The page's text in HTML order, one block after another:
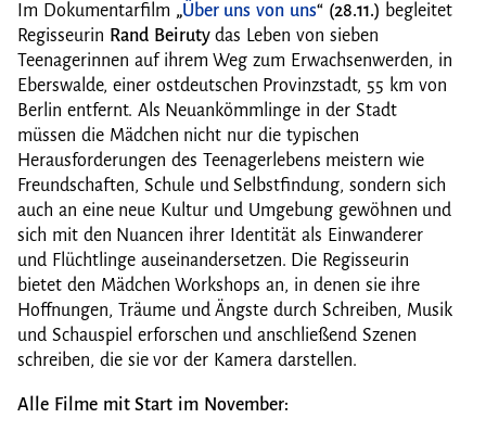
Im Dokumentarfilm „Über uns von uns“ (28.11.) begleitet
Regisseurin Rand Beirutydas Leben von sieben
Teenagerinnen auf ihrem Weg zum Erwachsenwerden, in
Eberswalde, einer ostdeutschen Provinzstadt, 55 km von
Berlin entfernt. Als Neuankömmlinge in der Stadt
müssen die Mädchen nicht nur die typischen
Herausforderungen des Teenagerlebens meistern wie
Freundschaften, Schule und Selbstfindung, sondern sich
auch an eine neue Kultur und Umgebung gewöhnen und
sich mit den Nuancen ihrer Identität als Einwanderer
und Flüchtlinge auseinandersetzen. Die Regisseurin
bietet den Mädchen Workshops an, in denen sie ihre
Hoffnungen, Träume und Ängste durch Schreiben, Musik
und Schauspiel erforschen und anschließend Szenen
schreiben, die sie vor der Kamera darstellen.
Alle Filme mit Start im November: